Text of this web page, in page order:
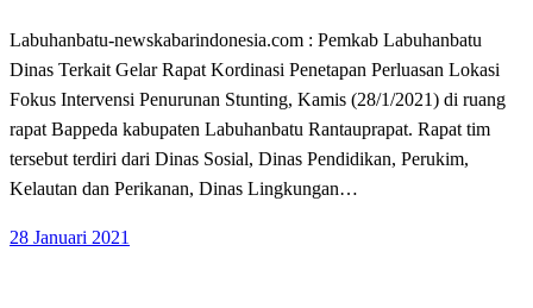
Labuhanbatu-newskabarindonesia.com : Pemkab Labuhanbatu
Dinas Terkait Gelar Rapat Kordinasi Penetapan Perluasan Lokasi
Fokus Intervensi Penurunan Stunting, Kamis (28/1/2021) di ruang
rapat Bappeda kabupaten Labuhanbatu Rantauprapat. Rapat tim
tersebut terdiri dari Dinas Sosial, Dinas Pendidikan, Perukim,
Kelautan dan Perikanan, Dinas Lingkungan…
Posted
28 Januari 2021